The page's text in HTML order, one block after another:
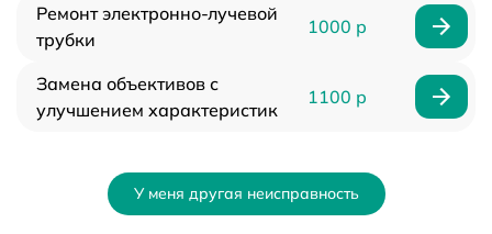
Ремонт электронно-лучевой
трубки
1000 р
Замена объективов с
улучшением характеристик
1100 р
У меня другая неисправность